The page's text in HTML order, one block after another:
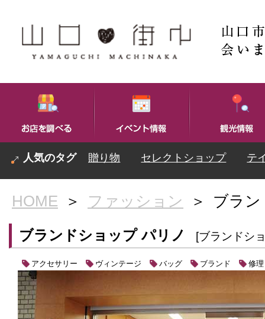
贈り物 セレクトショップ テ
HOME ＞ ファッション ＞ ブラ
ブランドショップ パリノ [ブランドシ
アクセサリー ヴィンテージ バッグ ブランド 修理